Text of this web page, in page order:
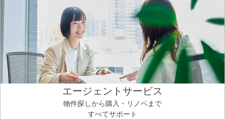
エージェントサービス
物件探しから購入・リノベまで
すべてサポート